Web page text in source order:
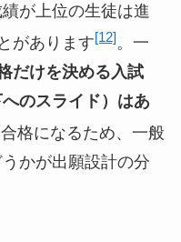
が上位の生徒は進
があります[12]。一
だけを決める入試
のスライド）はあ
格になるため、一般
かが出願設計の分